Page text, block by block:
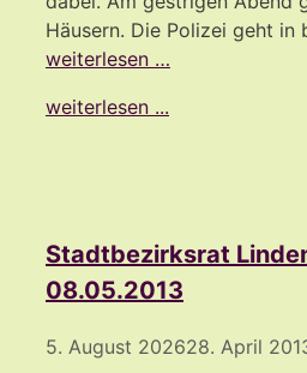
Häusern. Die Polizei geht in
weiterlesen …
weiterlesen ...
Stadtbezirksrat
08.05.2013
5. August 202628. April